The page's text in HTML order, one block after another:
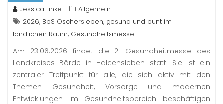
Jessica Linke
Allgemein
2026, BbS Oschersleben, gesund und bunt im
ländlichen Raum, Gesundheitsmesse
Am 23.06.2026 findet die 2. Gesundheitmesse des
Landkreises Börde in Haldensleben statt. Sie ist ein
zentraler Treffpunkt für alle, die sich aktiv mit den
Themen Gesundheit, Vorsorge und modernen
Entwicklungen im Gesundheitsbereich beschäftigen